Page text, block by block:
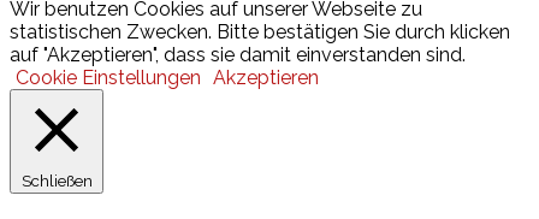
Wir benutzen Cookies auf unserer Webseite zu
statistischen Zwecken. Bitte bestätigen Sie durch klicken
auf "Akzeptieren", dass sie damit einverstanden sind.
Cookie Einstellungen Akzeptieren
Schließen